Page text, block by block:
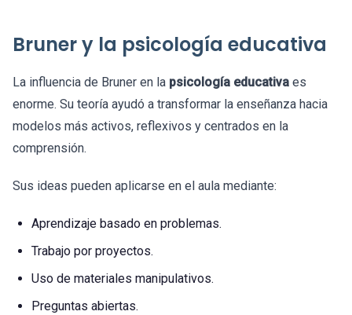
Bruner y la psicología educativa
La influencia de Bruner en la psicología educativa es
enorme. Su teoría ayudó a transformar la enseñanza hacia
modelos más activos, reflexivos y centrados en la
comprensión.
Sus ideas pueden aplicarse en el aula mediante:
Aprendizaje basado en problemas.
Trabajo por proyectos.
Uso de materiales manipulativos.
Preguntas abiertas.